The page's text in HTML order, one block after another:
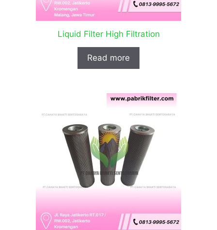
Liquid Filter High Filtration
Read more